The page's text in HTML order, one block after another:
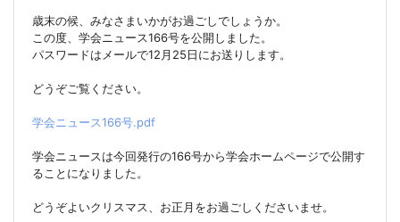
歳末の候、みなさまいかがお過ごしでしょうか。
この度、学会ニュース166号を公開しました。
パスワードはメールで12月25日にお送りします。
どうぞご覧ください。
学会ニュース166号.pdf
学会ニュースは今回発行の166号から学会ホームページで公開す
ること になりました。
どうぞよいクリスマス、 お正月をお過ごしくださいませ。